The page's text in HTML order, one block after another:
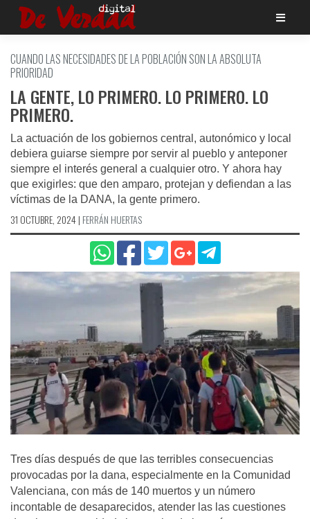
Saltar
CUANDO LAS NECESIDADES DE LA POBLACIÓN SON LA ABSOLUTA
PRIORIDAD
LA GENTE, LO PRIMERO. LO PRIMERO. LO
PRIMERO.
La actuación de los gobiernos central, autonómico y local
debiera guiarse siempre por servir al pueblo y anteponer
siempre el interés general a cualquier otro. Y ahora hay
que exigirles: que den amparo, protejan y defiendan a las
víctimas de la DANA, la gente primero.
31 OCTUBRE, 2024| FERRÁN HUERTAS
Tres días después de que las terribles consecuencias
provocadas por la dana, especialmente en la Comunidad
Valenciana, con más de 140 muertos y un número
incontable de desaparecidos, atender las las cuestiones